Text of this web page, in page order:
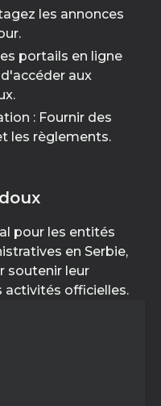
les annonces
portails en ligne
aux
: Fournir des
les règlements.
pour les entités
en Serbie,
soutenir leur
activités officielles.